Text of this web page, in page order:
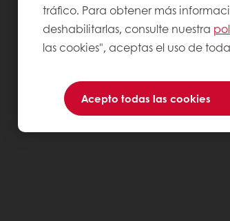
tráfico. Para obtener más
deshabilitarlas, consulte nuestra
las cookies", aceptas el uso de
Acepto todas las cookies